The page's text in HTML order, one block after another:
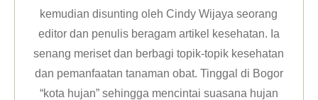
kemudian disunting oleh Cindy Wijaya seorang
editor dan penulis beragam artikel kesehatan. Ia
senang meriset dan berbagi topik-topik kesehatan
dan pemanfaatan tanaman obat. Tinggal di Bogor
“kota hujan” sehingga mencintai suasana hujan